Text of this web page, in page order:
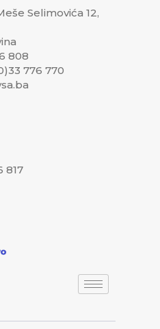
Selimovića 12,
808
776 770
817